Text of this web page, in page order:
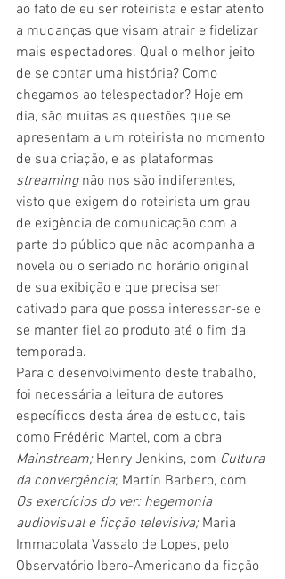
ao fato de eu ser roteirista e estar atento
a mudanças que visam atrair e fidelizar
mais espectadores. Qual o melhor jeito
de se contar uma história? Como
chegamos ao telespectador? Hoje em
dia, são muitas as questões que se
apresentam a um roteirista no momento
de sua criação, e as plataformas
streaming não nos são indiferentes,
visto que exigem do roteirista um grau
de exigência de comunicação com a
parte do público que não acompanha a
novela ou o seriado no horário original
de sua exibição e que precisa ser
cativado para que possa interessar-se e
se manter fiel ao produto até o fim da
temporada.
Para o desenvolvimento deste trabalho,
foi necessária a leitura de autores
específicos desta área de estudo, tais
como Frédéric Martel, com a obra
Mainstream; Henry Jenkins, com Cultura
da convergência; Martín Barbero, com
Os exercícios do ver: hegemonia
audiovisual e ficção televisiva; Maria
Immacolata Vassalo de Lopes, pelo
Observatório Ibero-Americano da ficção